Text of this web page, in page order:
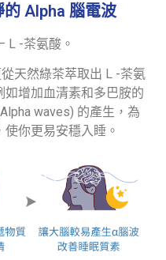
Alpha 腦電波
L -茶氨酸。
天然綠茶萃取出 L -茶氨
增加血清素和多巴胺的
waves) 的產生，為
你更易安穩入睡。